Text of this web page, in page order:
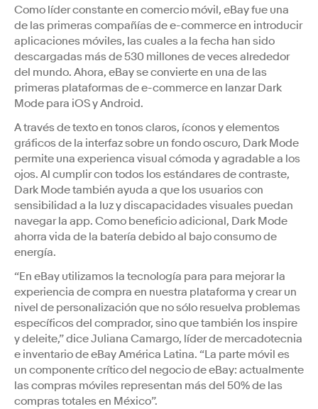
Como líder constante en comercio móvil, eBay fue una
de las primeras compañías de e-commerce en introducir
aplicaciones móviles, las cuales a la fecha han sido
descargadas más de 530 millones de veces alrededor
del mundo. Ahora, eBay se convierte en una de las
primeras plataformas de e-commerce en lanzar Dark
Mode para iOS y Android.
A través de texto en tonos claros, íconos y elementos
gráficos de la interfaz sobre un fondo oscuro, Dark Mode
permite una experienca visual cómoda y agradable a los
ojos. Al cumplir con todos los estándares de contraste,
Dark Mode también ayuda a que los usuarios con
sensibilidad a la luz y discapacidades visuales puedan
navegar la app. Como beneficio adicional, Dark Mode
ahorra vida de la batería debido al bajo consumo de
energía.
“En eBay utilizamos la tecnología para para mejorar la
experiencia de compra en nuestra plataforma y crear un
nivel de personalización que no sólo resuelva problemas
específicos del comprador, sino que también los inspire
y deleite,” dice Juliana Camargo, líder de mercadotecnia
e inventario de eBay América Latina. “La parte móvil es
un componente crítico del negocio de eBay: actualmente
las compras móviles representan más del 50% de las
compras totales en México”.